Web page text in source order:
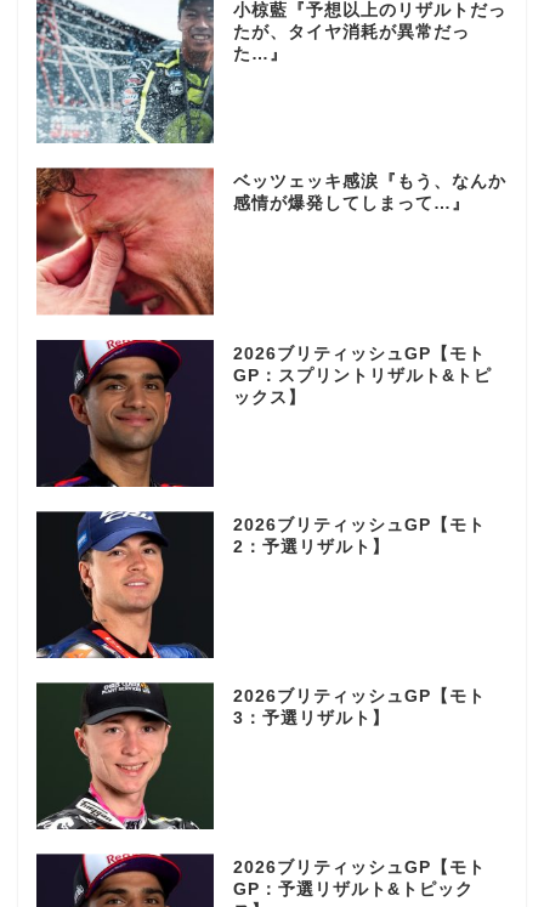
小椋藍『予想以上のリザルトだっ
たが、タイヤ消耗が異常だっ
た…』
ベッツェッキ感涙『もう、なんか
感情が爆発してしまって…』
2026ブリティッシュGP【モト
GP：スプリントリザルト&トピ
ックス】
2026ブリティッシュGP【モト
2：予選リザルト】
2026ブリティッシュGP【モト
3：予選リザルト】
2026ブリティッシュGP【モト
GP：予選リザルト&トピック